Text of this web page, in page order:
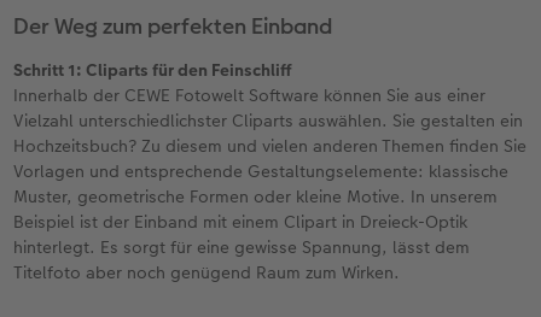
Der Weg zum perfekten Einband
Schritt 1: Cliparts für den Feinschliff
Innerhalb der CEWE Fotowelt Software können Sie aus einer
Vielzahl unterschiedlichster Cliparts auswählen. Sie gestalten ein
Hochzeitsbuch? Zu diesem und vielen anderen Themen finden Sie
Vorlagen und entsprechende Gestaltungselemente: klassische
Muster, geometrische Formen oder kleine Motive. In unserem
Beispiel ist der Einband mit einem Clipart in Dreieck-Optik
hinterlegt. Es sorgt für eine gewisse Spannung, lässt dem
Titelfoto aber noch genügend Raum zum Wirken.